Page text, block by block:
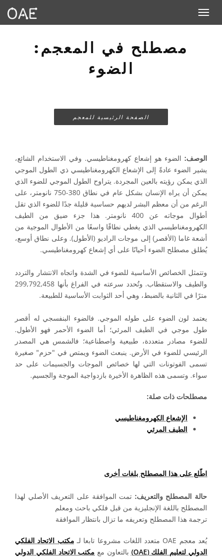
Toggle navigation
مصطلح في المعجم:
الضوء
الصفحة الرئيسية للمعجم
الوصف: الضوء هو إشعاع كهرومغناطيسي. وفي الاستخدام الشائع،
يشير الضوء عادةً إلى الإشعاع الكهرومغناطيسي ذي الطول الموجي
الذي يمكن رؤيته بالعين المجردة. يتراوح الطول الموجي للضوء الذي
يمكن أن يراه الإنسان بشكل عام في نطاق 380-750 نانومتر، على
الرغم من أن معظم البشر لديهم حساسية قليلة جدًا للضوء الذي تقل
أطوال موجاته عن 400 نانومتر. هذا جزء ضيق من الطيف
الكهرومغناطيسي الذي يغطي نطاقًا واسعًا من الأطوال الموجية من
أشعة غاما (الأقصر) إلى موجات الراديو (الأطول). وعلى نطاق أوسع،
يُطلق مصطلح الضوء أحيانًا على أي إشعاع كهرومغناطيسي.
وتتمثل الخصائص الأساسية للضوء في الشدة واتجاه الانتشار والتردد
والطيف والاستقطاب. وتُحدد سرعته في الفراغ بأنها 299,792,458
مترًا في الثانية بالضبط، وهي أحد الثوابت الأساسية للطبيعة.
يعتمد لون الضوء على طوله الموجي. فالضوء البنفسجي له أقصر
طول موجي في الطيف المرئي؛ أما الضوء الأحمر فهو الأطول.
للضوء مصادر متعددة، طبيعية واصطناعية؛ فالشمس هي المصدر
الرئيسي للضوء في الأرض. ينبعث الضوء ويمتص في "حزم" صغيرة
تسمى الفوتونات التي لها خصائص الموجات والجسيمات على حد
سواء. وتسمى هذه الظاهرة الأخيرة بازدواجية الموجة والجسيم.
مصطلحات ذات صلة:
الإشعاع الكهرومغناطيسي
الطيف المرئي
اطّلع على هذا المصطلح بلغات أخرى
حالة المصطلح والتعريف: تمت الموافقة على التعريف الأصلي لهذا
المصطلح باللغة الإنجليزية من قبل فلكي باحث ومعلم
ترجمة هذا المصطلح وتعريفه ما تزال بانتظار الموافقة
يُعد معجم OAE متعدد اللغات مشروعا تابعا لـ
مكتب الاتحاد الفلكي
الدولي لتعليم الفلك (OAE)
بالتعاون مع مكتب الاتحاد الفلكي الدولي